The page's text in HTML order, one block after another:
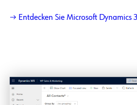
→ Entdecken Sie Microsoft Dynamics